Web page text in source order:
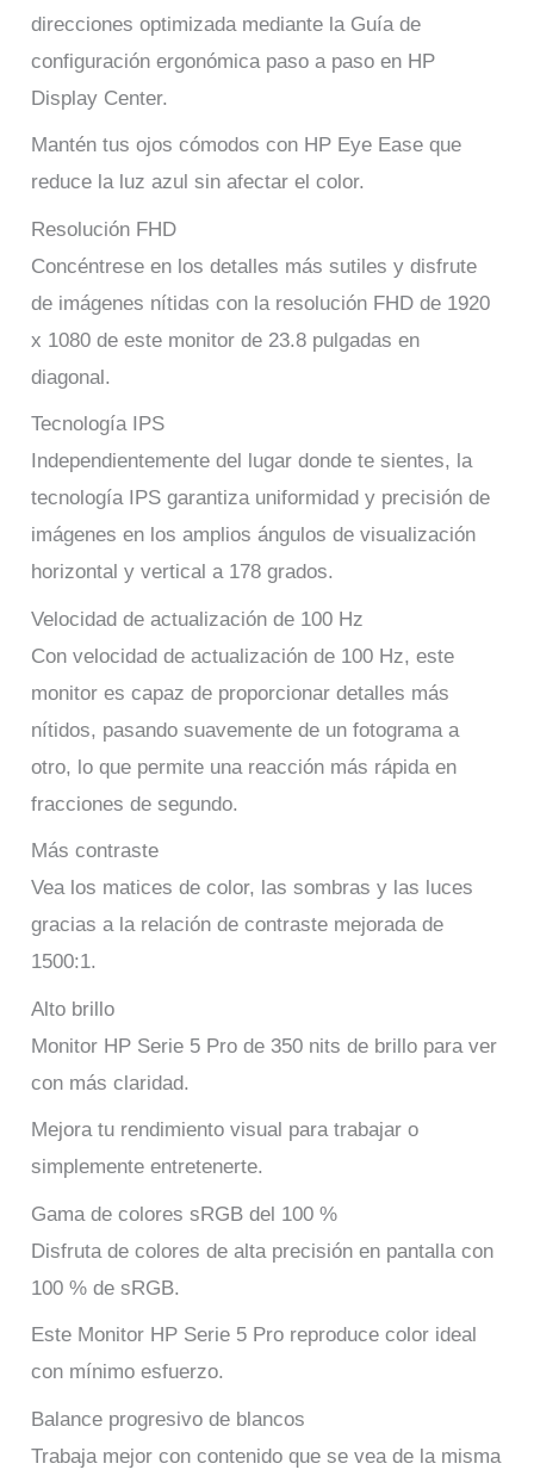
direcciones optimizada mediante la Guía de
configuración ergonómica paso a paso en HP
Display Center.
Mantén tus ojos cómodos con HP Eye Ease que
reduce la luz azul sin afectar el color.
Resolución FHD
Concéntrese en los detalles más sutiles y disfrute
de imágenes nítidas con la resolución FHD de 1920
x 1080 de este monitor de 23.8 pulgadas en
diagonal.
Tecnología IPS
Independientemente del lugar donde te sientes, la
tecnología IPS garantiza uniformidad y precisión de
imágenes en los amplios ángulos de visualización
horizontal y vertical a 178 grados.
Velocidad de actualización de 100 Hz
Con velocidad de actualización de 100 Hz, este
monitor es capaz de proporcionar detalles más
nítidos, pasando suavemente de un fotograma a
otro, lo que permite una reacción más rápida en
fracciones de segundo.
Más contraste
Vea los matices de color, las sombras y las luces
gracias a la relación de contraste mejorada de
1500:1.
Alto brillo
Monitor HP Serie 5 Pro de 350 nits de brillo para ver
con más claridad.
Mejora tu rendimiento visual para trabajar o
simplemente entretenerte.
Gama de colores sRGB del 100 %
Disfruta de colores de alta precisión en pantalla con
100 % de sRGB.
Este Monitor HP Serie 5 Pro reproduce color ideal
con mínimo esfuerzo.
Balance progresivo de blancos
Trabaja mejor con contenido que se vea de la misma